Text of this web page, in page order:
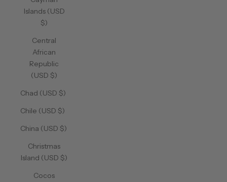
Islands (USD
$)
Central
African
Republic
(USD $)
Chad (USD $)
Chile (USD $)
China (USD $)
Christmas
Island (USD $)
Cocos